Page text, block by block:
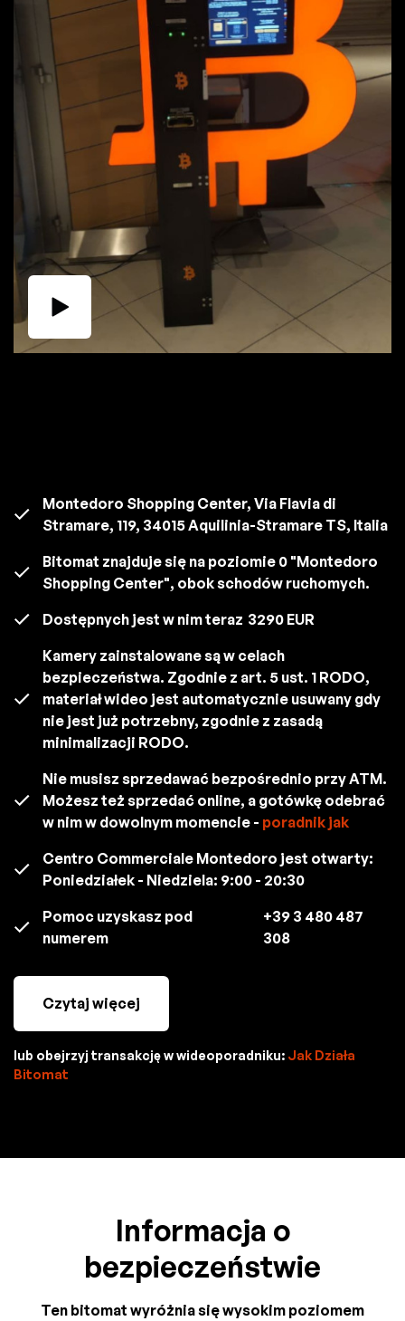
Montedoro Shopping Center, Via Flavia di
Stramare, 119, 34015 Aquilinia-Stramare TS, Italia
Bitomat znajduje się na poziomie 0 "Montedoro
Shopping Center", obok schodów ruchomych.
Dostępnych jest w nim teraz 3290 EUR
Kamery zainstalowane są w celach
bezpieczeństwa. Zgodnie z art. 5 ust. 1 RODO,
materiał wideo jest automatycznie usuwany gdy
nie jest już potrzebny, zgodnie z zasadą
minimalizacji RODO.
Nie musisz sprzedawać bezpośrednio przy ATM.
Możesz też sprzedać online, a gotówkę odebrać
w nim w dowolnym momencie - poradnik jak
Centro Commerciale Montedoro jest otwarty:
Poniedziałek - Niedziela: 9:00 - 20:30
Pomoc uzyskasz pod
numerem
+39 3 480 487
308
Czytaj więcej
lub obejrzyj transakcję w wideoporadniku: Jak Działa
Bitomat
Informacja o
bezpieczeństwie
Ten bitomat wyróżnia się wysokim poziomem